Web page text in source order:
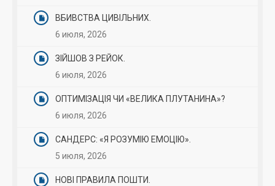
ВБИВСТВА ЦИВІЛЬНИХ.
6 июля, 2026
ЗІЙШОВ З РЕЙОК.
6 июля, 2026
ОПТИМІЗАЦІЯ ЧИ «ВЕЛИКА ПЛУТАНИНА»?
6 июля, 2026
САНДЕРС: «Я РОЗУМІЮ ЕМОЦІЮ».
5 июля, 2026
НОВІ ПРАВИЛА ПОШТИ.